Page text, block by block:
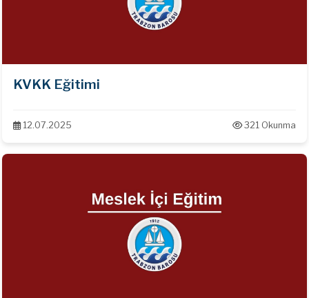
KVKK Eğitimi
12.07.2025 321 Okunma